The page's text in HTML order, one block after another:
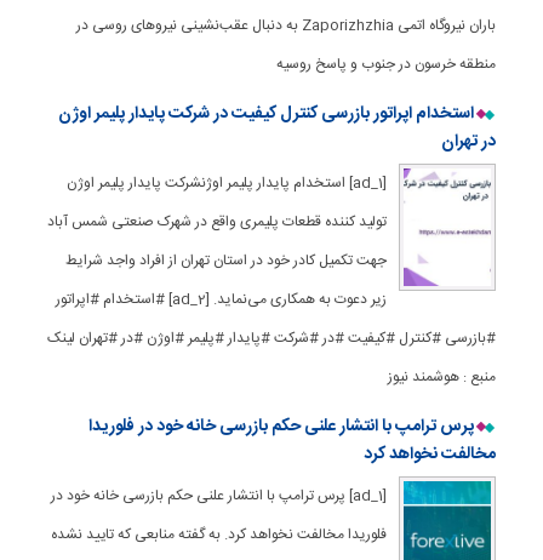
باران نیروگاه اتمی Zaporizhzhia به دنبال عقب‌نشینی نیروهای روسی در
منطقه خرسون در جنوب و پاسخ روسیه
استخدام اپراتور بازرسی کنترل کیفیت در شرکت پایدار پلیمر اوژن
در تهران
[ad_1] استخدام پایدار پلیمر اوژنشرکت پایدار پلیمر اوژن
تولید کننده قطعات پلیمری واقع در شهرک صنعتی شمس آباد
جهت تکمیل کادر خود در استان‌ تهران از افراد واجد شرایط
زیر دعوت به همکاری می‌نماید. [ad_2] #استخدام #اپراتور
#بازرسی #کنترل #کیفیت #در #شرکت #پایدار #پلیمر #اوژن #در #تهران لینک
منبع : هوشمند نیوز
پرس ترامپ با انتشار علنی حکم بازرسی خانه خود در فلوریدا
مخالفت نخواهد کرد
[ad_1] پرس ترامپ با انتشار علنی حکم بازرسی خانه خود در
فلوریدا مخالفت نخواهد کرد. به گفته منابعی که تایید نشده